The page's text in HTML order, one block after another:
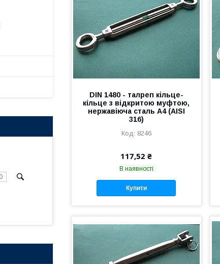
DIN 1480 - талреп кільце-
кільце з відкритою муфтою,
нержавіюча сталь А4 (AISI
316)
8246
117,52 ₴
В наявності
Купити